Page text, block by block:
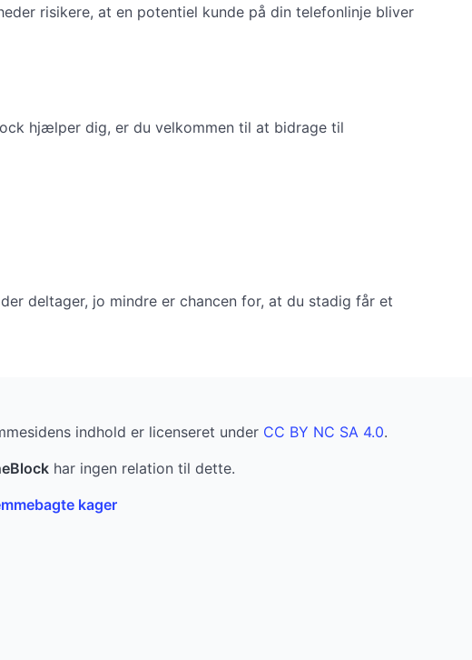
risikere, at en potentiel kunde på din telefonlinje bliver
hjælper dig, er du velkommen til at bidrage til
deltager, jo mindre er chancen for, at du stadig får et
indhold er licenseret under CC BY NC SA 4.0.
har ingen relation til dette.
kager